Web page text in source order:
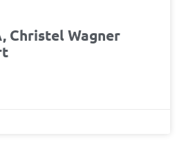
Christel Wagner